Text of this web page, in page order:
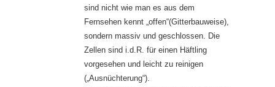
sind nicht wie man es aus dem
Fernsehen kennt „offen“(Gitterbauweise),
sondern massiv und geschlossen. Die
Zellen sind i.d.R. für einen Häftling
vorgesehen und leicht zu reinigen
(„Ausnüchterung“).